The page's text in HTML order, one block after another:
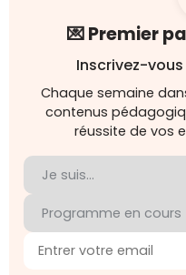
💌 Premier
Inscrivez-
Chaque semaine
contenus
réussite de vos